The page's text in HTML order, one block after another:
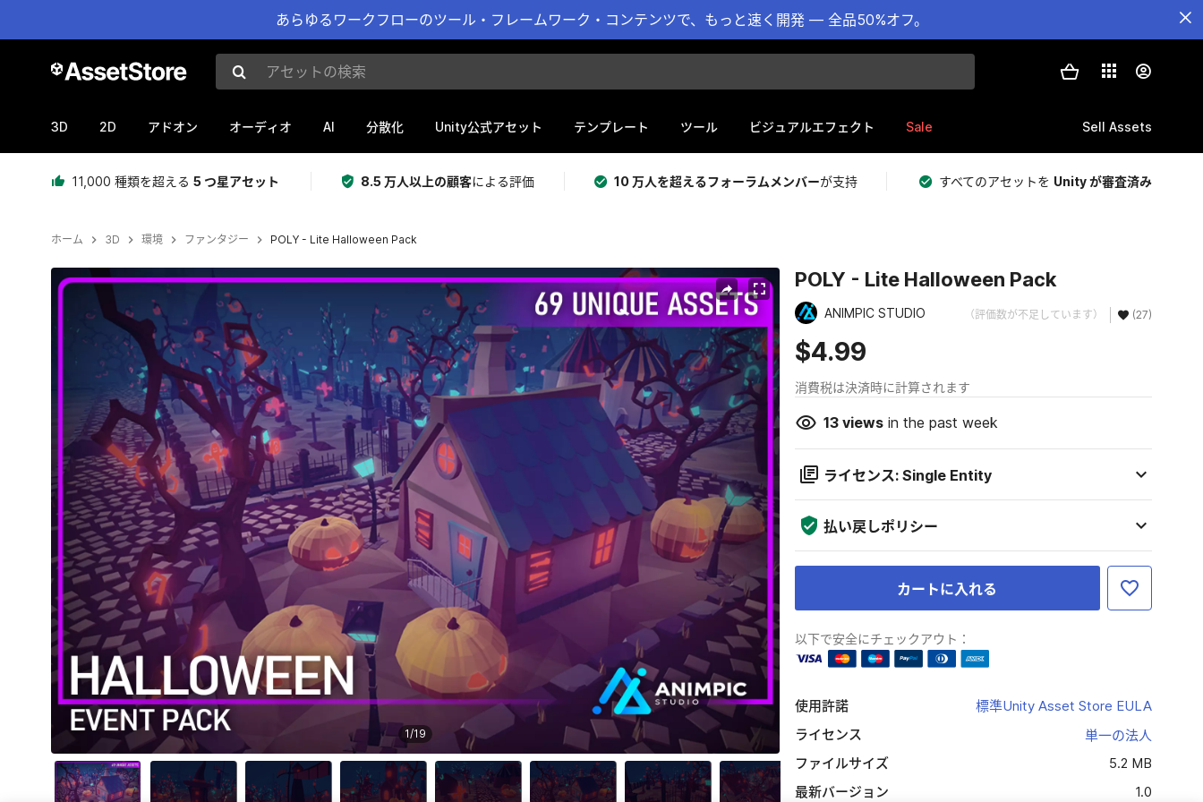
あらゆるワークフローのツール・フレームワーク・コンテンツで、もっと速く開発 — 全品50%オフ。
アセットの検索
3D 2D アドオン オーディオ AI 分散化 Unity公式アセット テンプレート ツール ビジュアルエフェクト Sale Sell Assets
11,000 種類を超える 5 つ星アセット 8.5 万人以上の顧客による評価 10 万人を超えるフォーラムメンバーが支持 すべてのアセットを Unity が審査済み
ホーム 3D 環境 ファンタジー POLY - Lite Halloween Pack
現在のスライド：1 / 19
1/19
POLY - Lite Halloween Pack
ANIMPIC STUDIO （評価数が不足しています） (27)
$4.99
消費税は決済時に計算されます
13viewsin the past week
ライセンス: Single Entity
払い戻しポリシー
カートに入れる
以下で安全にチェックアウト：
使用許諾
標準Unity Asset Store EULA
ライセンス
単一の法人
ファイルサイズ
5.2 MB
最新バージョン
1.0